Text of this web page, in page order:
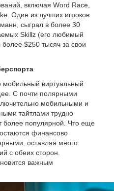
включая Word Race,
Один из лучших игроков
сыграл в более 30
Skillz (его любимый
$250 тысяч за свои
мобильный виртуальный
С почти полярными
мобильными и
тайтлами трудно
более популярной. Что еще
финансово
оставляя много
с обеих сторон.
важным